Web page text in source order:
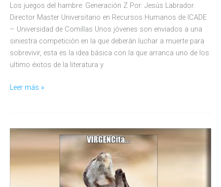
Los juegos del hambre: Generación Z Por: Jesús Labrador.
Director Master Universitario en Recursos Humanos de lCADE
– Universidad de Comillas Unos jóvenes son enviados a una
siniestra competición en la que deberán luchar a muerte para
sobrevivir, esta es la idea básica con la que arranca uno de los
ultimo éxitos de la literatura y
Los
Generación
Leer más »